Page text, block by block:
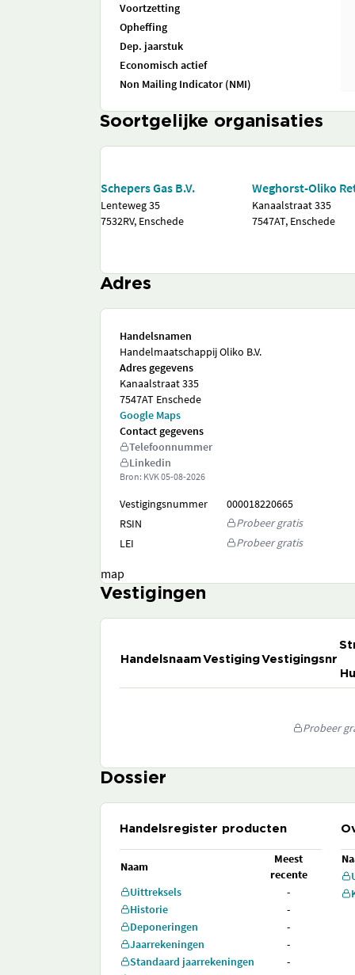
Voortzetting
Opheffing
Dep. jaarstuk
Economisch actief
Non Mailing Indicator (NMI)
Soortgelijke organisaties
Schepers Gas B.V.
Lenteweg 35
7532RV, Enschede
Weghorst-Oliko
Kanaalstraat 335
7547AT, Enschede
Adres
Handelsnamen
Handelmaatschappij Oliko B.V.
Adres gegevens
Kanaalstraat 335
7547AT Enschede
Google Maps
Contact gegevens
Telefoonnummer
Linkedin
Bron: KVK05-08-2026
Vestigingsnummer
000018220665
RSIN
Probeer gratis
LEI
Probeer gratis
map
Vestigingen
HandelsnaamVestigingVestigingsnr
Probeer
Dossier
Handelsregister producten
Naam
Meest
recente
Uittreksels
-
Historie
-
Deponeringen
-
Jaarrekeningen
-
Standaard jaarrekeningen
-